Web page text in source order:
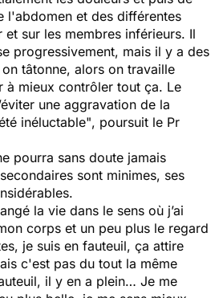
l'abdomen et des différentes
sur les membres inférieurs. Il
progressivement, mais il y a des
tâtonne, alors on travaille
à mieux contrôler tout ça. Le
une aggravation de la
inéluctable", poursuit le Pr
pourra sans doute jamais
sont minimes, ses
la vie dans le sens où j’ai
corps et un peu plus le regard
je suis en fauteuil, ça attire
c'est pas du tout la même
il y en a plein… Je me